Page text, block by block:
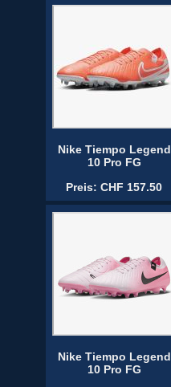
Nike Tiempo Legend
10 Pro FG
Preis: CHF 157.50
Nike Tiempo Legend
10 Pro FG